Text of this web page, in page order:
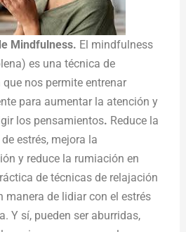
Mindfulness. El mindfulness
es una técnica de
nos permite entrenar
para aumentar la atención y
los pensamientos. Reduce la
estrés, mejora la
y reduce la rumiación en
de técnicas de relajación
manera de lidiar con el estrés
Y sí, pueden ser aburridas,